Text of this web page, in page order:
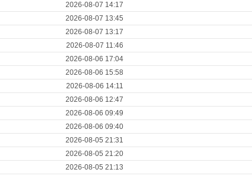
2026-08-07 14:17
2026-08-07 13:45
2026-08-07 13:17
2026-08-07 11:46
2026-08-06 17:04
2026-08-06 15:58
2026-08-06 14:11
2026-08-06 12:47
2026-08-06 09:49
2026-08-06 09:40
2026-08-05 21:31
2026-08-05 21:20
2026-08-05 21:13